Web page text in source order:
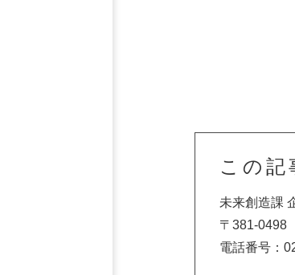
この
未来創造課
〒381-0498
電話番号：